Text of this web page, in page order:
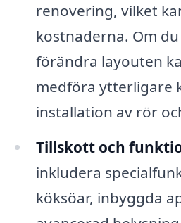
renovering, vilket
kostnaderna. Om
förändra layouten
medföra ytterligare
installation av rör
Tillskott och
inkludera
köksöar, inbyggda